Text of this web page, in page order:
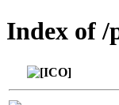
Index of /